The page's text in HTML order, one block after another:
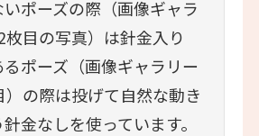
ポーズの際（画像ギャラ
枚目の写真）は針金入り
ポーズ（画像ギャラリー
）の際は投げて自然な動き
金なしを使っています。